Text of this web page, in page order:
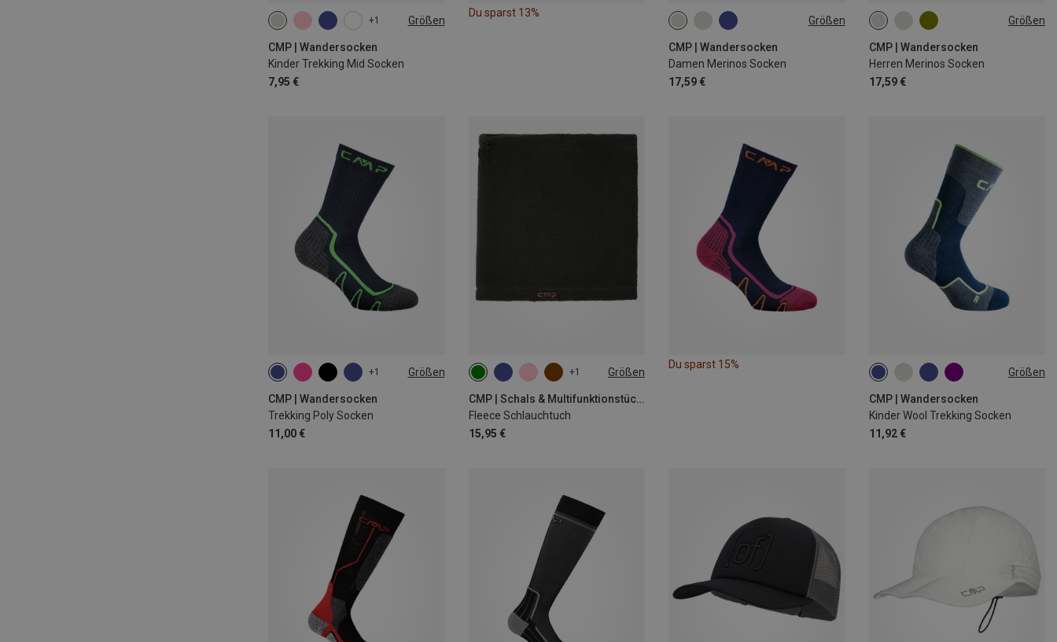
+1 Größen
CMP | Wandersocken
Kinder Trekking Mid Socken
7,95 €
25|26|27
28|29|30
31|32|33
34|35|36
Du sparst 13%
Größen
CMP | Wandersocken
Damen Merinos Socken
17,59 €
36|37|38 Größen
CMP | Wandersocken
Herren Merinos Socken
17,59 €
39|40|41|42
46|47|48
+1 Größen
CMP | Wandersocken
Trekking Poly Socken
11,00 €
36|37|38
43|44|45
46|47|48
+1 Größen
CMP | Schals & Multifunktionstücher
Fleece Schlauchtuch
15,95 €
ONE SIZE
Du sparst 15%
Größen
CMP | Wandersocken
Kinder Wool Trekking Socken
11,92 €
25|26|27
28|29|30
31|32|33
34|35|36